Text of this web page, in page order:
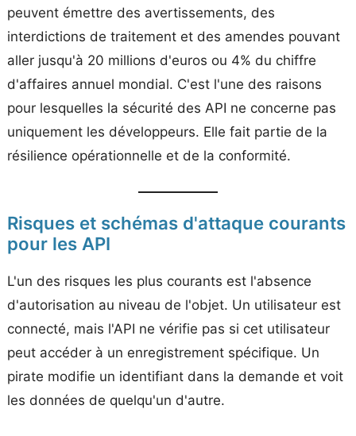
peuvent émettre des avertissements, des
interdictions de traitement et des amendes pouvant
aller jusqu'à 20 millions d'euros ou 4% du chiffre
d'affaires annuel mondial. C'est l'une des raisons
pour lesquelles la sécurité des API ne concerne pas
uniquement les développeurs. Elle fait partie de la
résilience opérationnelle et de la conformité.
Risques et schémas d'attaque courants
pour les API
L'un des risques les plus courants est l'absence
d'autorisation au niveau de l'objet. Un utilisateur est
connecté, mais l'API ne vérifie pas si cet utilisateur
peut accéder à un enregistrement spécifique. Un
pirate modifie un identifiant dans la demande et voit
les données de quelqu'un d'autre.